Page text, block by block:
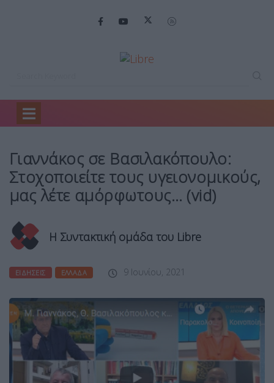
Home
Γιαννάκος σε Βασιλακόπουλο:
Στοχοποιείτε τους υγειονομικούς,
μας λέτε αμόρφωτους… (vid)
Η Συντακτική ομάδα του Libre
ΕΙΔΉΣΕΙΣ ΕΛΛΆΔΑ 9 Ιουνίου, 2021